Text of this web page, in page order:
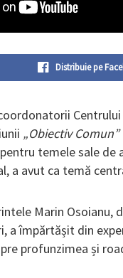
Distribuie pe
„Obiectiv Comun”
temele sale
a avut ca temă
Marin Osoianu,
a împărtășit din
profunzimea și